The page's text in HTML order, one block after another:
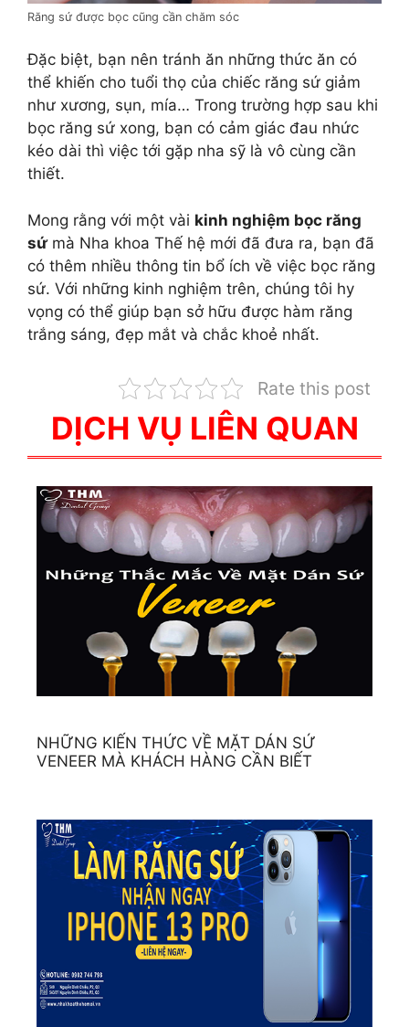
Răng sứ được bọc cũng cần chăm sóc
Đặc biệt, bạn nên tránh ăn những thức ăn có
thể khiến cho tuổi thọ của chiếc răng sứ giảm
như xương, sụn, mía… Trong trường hợp sau khi
bọc răng sứ xong, bạn có cảm giác đau nhức
kéo dài thì việc tới gặp nha sỹ là vô cùng cần
thiết.
Mong rằng với một vài kinh nghiệm bọc răng
sứmà Nha khoa Thế hệ mới đã đưa ra, bạn đã
có thêm nhiều thông tin bổ ích về việc bọc răng
sứ. Với những kinh nghiệm trên, chúng tôi hy
vọng có thể giúp bạn sở hữu được hàm răng
trắng sáng, đẹp mắt và chắc khoẻ nhất.
Rate this post
DỊCH VỤ LIÊN QUAN
NHỮNG KIẾN THỨC VỀ MẶT DÁN SỨ
VENEER MÀ KHÁCH HÀNG CẦN BIẾT